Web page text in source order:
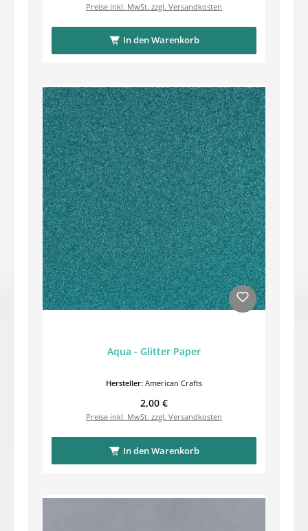
Preise inkl. MwSt. zzgl. Versandkosten
In den Warenkorb
Aqua - Glitter Paper
Hersteller: American Crafts
Regulärer Preis:
2,00 €
Preise inkl. MwSt. zzgl. Versandkosten
In den Warenkorb